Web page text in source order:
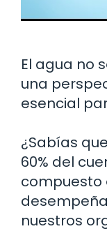
El agua no
una
esencial
¿Sabías
60% del
compuesto
nuestros